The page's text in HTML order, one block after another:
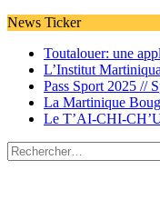
News Ticker
Toutalouer: une
L’Institut
Pass Sport 2025 //
La Martinique
Le T’AI-CHI-
Rechercher :